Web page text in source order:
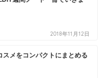
2018年11月12日
スメをコンパクトにまとめる